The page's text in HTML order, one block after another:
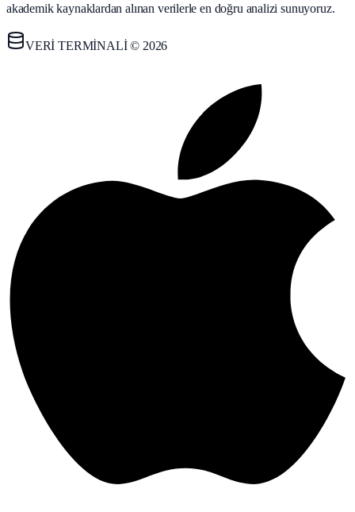
akademik kaynaklardan alınan verilerle en doğru analizi sunuyoruz.
VERİ TERMİNALİ © 2026